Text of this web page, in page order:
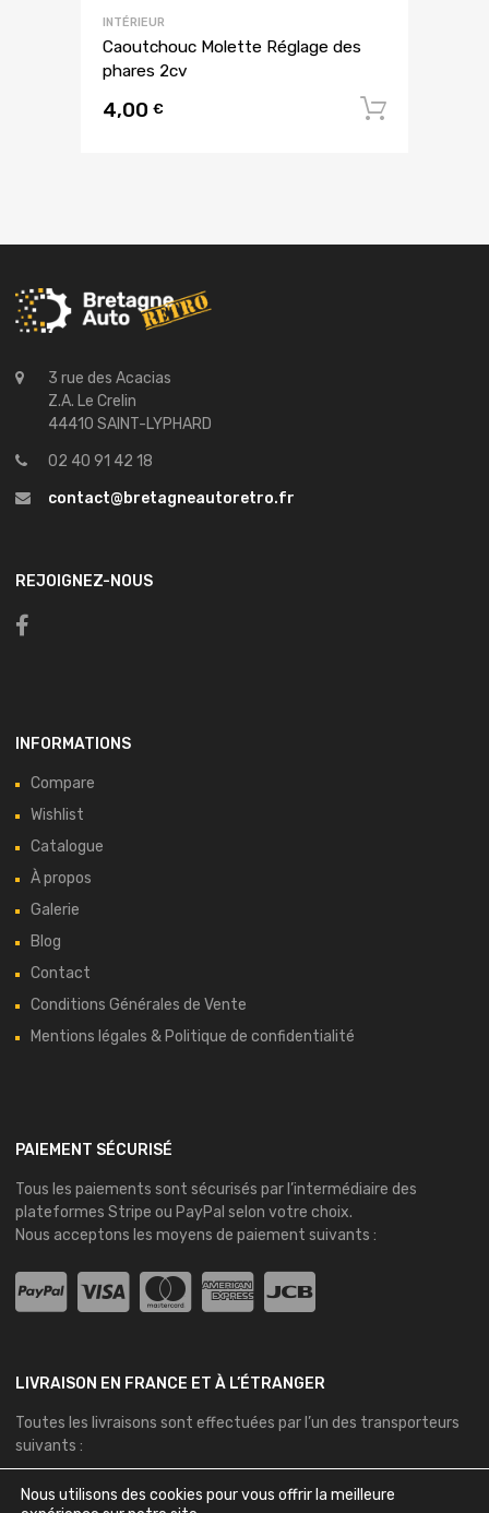
INTÉRIEUR
Caoutchouc Molette Réglage des
phares 2cv
4,00 €
3 rue des Acacias
Z.A. Le Crelin
44410 SAINT-LYPHARD
02 40 91 42 18
contact@bretagneautoretro.fr
REJOIGNEZ-NOUS
INFORMATIONS
Compare
Wishlist
Catalogue
À propos
Galerie
Blog
Contact
Conditions Générales de Vente
Mentions légales & Politique de confidentialité
PAIEMENT SÉCURISÉ
Tous les paiements sont sécurisés par l’intermédiaire des
plateformes Stripe ou PayPal selon votre choix.
Nous acceptons les moyens de paiement suivants :
LIVRAISON EN FRANCE ET À L’ÉTRANGER
Toutes les livraisons sont effectuées par l’un des transporteurs
suivants :
Nous utilisons des cookies pour vous offrir la meilleure